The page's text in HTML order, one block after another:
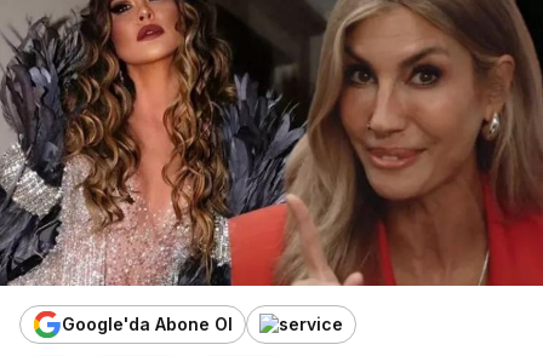
Google'da Abone Ol